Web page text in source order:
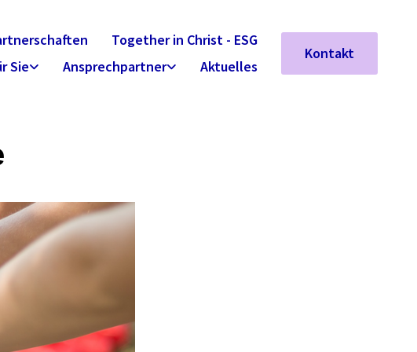
Together in Christ - ESG
Sie Ansprechpartner Aktuelles
Kontakt